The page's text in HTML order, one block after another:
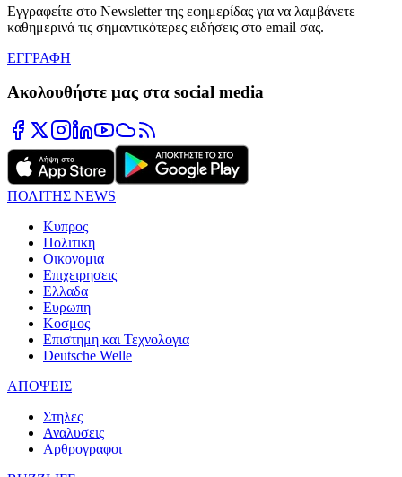
Εγγραφείτε στο Newsletter της εφημερίδας για να λαμβάνετε
καθημερινά τις σημαντικότερες ειδήσεις στο email σας.
ΕΓΓΡΑΦΗ
Ακολουθήστε μας στα social media
ΠΟΛΙΤΗΣ NEWS
Κυπρος
Πολιτικη
Οικονομια
Επιχειρησεις
Ελλαδα
Ευρωπη
Κοσμος
Επιστημη και Τεχνολογια
Deutsche Welle
ΑΠΟΨΕΙΣ
Στηλες
Αναλυσεις
Αρθρογραφοι